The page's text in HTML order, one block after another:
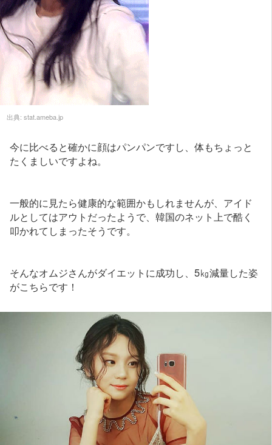
出典: stat.ameba.jp
今に比べると確かに顔はパンパンですし、体もちょっと
たくましいですよね。
一般的に見たら健康的な範囲かもしれませんが、アイド
ルとしてはアウトだったようで、韓国のネット上で酷く
叩かれてしまったそうです。
そんなオムジさんがダイエットに成功し、5㎏減量した姿
がこちらです！